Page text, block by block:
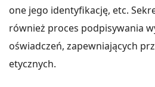
one jego identyfikację, etc.
również proces podpisywania
oświadczeń, zapewniających
etycznych.